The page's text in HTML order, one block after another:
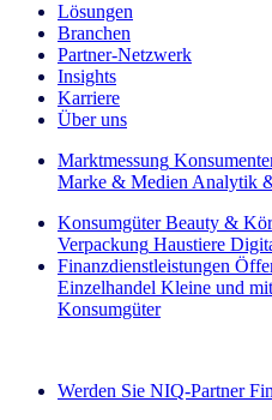
Lösungen
Branchen
Partner-Netzwerk
Insights
Karriere
Über uns
Marktmessung
Marke & Medien Analytik
Konsumgüter Beauty &
Verpackung Haustiere
Finanzdienstleistungen
Einzelhandel Kleine und
Konsumgüter
Werden Sie NIQ-Partner